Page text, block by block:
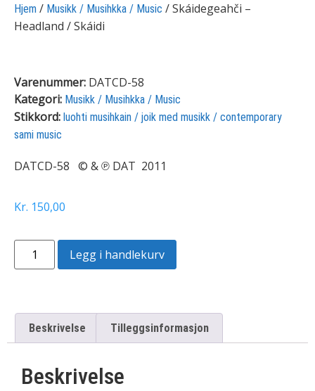
Hjem / Musikk / Musihkka / Music / Skáidegeahči –
Headland / Skáidi
Varenummer: DATCD-58
Kategori: Musikk / Musihkka / Music
Stikkord: luohti musihkain / joik med musikk / contemporary
sami music
DATCD-58 © & ℗ DAT 2011
Kr 150,00
Legg i handlekurv
Beskrivelse Tilleggsinformasjon
Beskrivelse